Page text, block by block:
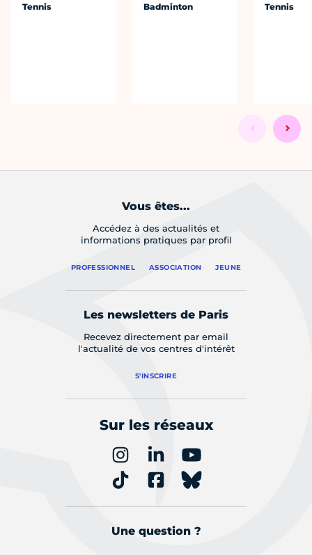
Tennis Badminton Tennis
Vous êtes...
Accédez à des actualités et
informations pratiques par profil
PROFESSIONNEL ASSOCIATION JEUNE
Les newsletters de Paris
Recevez directement par email
l'actualité de vos centres d'intérêt
S'INSCRIRE
Sur les réseaux
Une question ?